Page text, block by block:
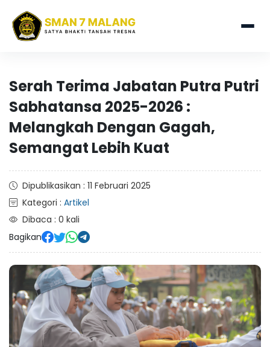
Serah Terima Jabatan Putra Putri
Sabhatansa 2025-2026 :
Melangkah Dengan Gagah,
Semangat Lebih Kuat
Dipublikasikan : 11 Februari 2025
Kategori : Artikel
Dibaca : 0 kali
Bagikan